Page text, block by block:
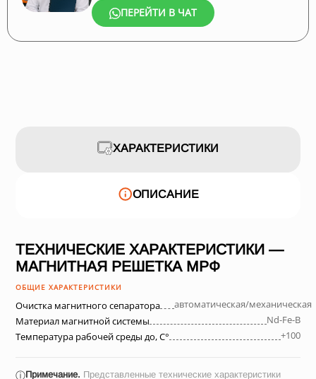
ПЕРЕЙТИ В ЧАТ
ХАРАКТЕРИСТИКИ
ОПИСАНИЕ
ТЕХНИЧЕСКИЕ ХАРАКТЕРИСТИКИ —
МАГНИТНАЯ РЕШЕТКА МРФ
ОБЩИЕ ХАРАКТЕРИСТИКИ
Очистка магнитного сепаратора
автоматическая/механическая
Материал магнитной системы
Nd-Fe-B
Температура рабочей среды до, С°
+100
ⓘПримечание. Представленные технические характеристики